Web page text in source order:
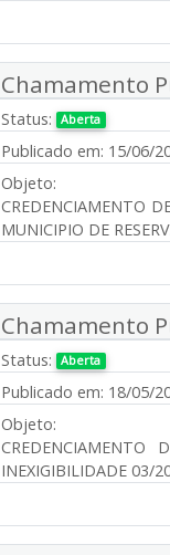
Chamamento
Status: Aberta
Publicado em: 15/06/
Objeto:
CREDENCIAMENTO
MUNICIPIO DE
Chamamento
Status: Aberta
Publicado em: 18/05/
Objeto:
CREDENCIAMENTO
INEXIGIBILIDADE 03/